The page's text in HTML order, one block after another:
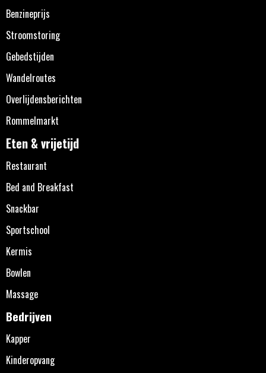
Benzineprijs
Stroomstoring
Gebedstijden
Wandelroutes
Overlijdensberichten
Rommelmarkt
Eten & vrijetijd
Restaurant
Bed and Breakfast
Snackbar
Sportschool
Kermis
Bowlen
Massage
Bedrijven
Kapper
Kinderopvang